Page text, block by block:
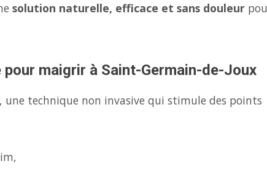
solution naturelle, efficace et sans douleur
maigrir à Saint-Germain-de-Joux
, une technique non invasive qui stimule des points